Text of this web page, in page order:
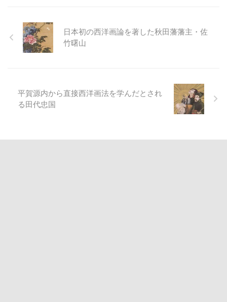
日本初の西洋画論を著した秋田藩藩主・佐
竹曙山
平賀源内から直接西洋画法を学んだとされ
る田代忠国